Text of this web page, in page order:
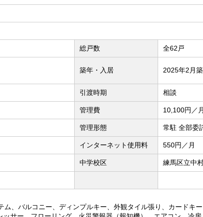
総戸数 全62戸
築年・入居 2025年2月築
引渡時期 相談
管理費 10,100円／月
管理形態 常駐 全部委
インターネット使用料 550円／月
中学校区 練馬区立中
ム、バルコニー、ディンプルキー、外観タイル張り、カードキ